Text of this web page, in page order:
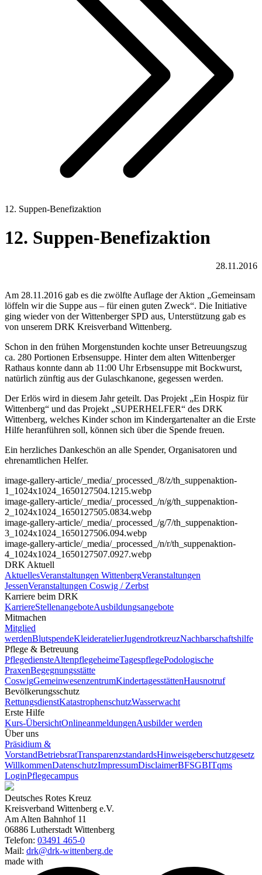
12. Suppen-Benefizaktion
12. Suppen-Benefizaktion
28.11.2016
Am 28.11.2016 gab es die zwölfte Auflage der Aktion „Gemeinsam
löffeln wir die Suppe aus – für einen guten Zweck“. Die Initiative
ging wieder von der Wittenberger SPD aus, Unterstützung gab es
von unserem DRK Kreisverband Wittenberg.
Schon in den frühen Morgenstunden kochte unser Betreuungszug
ca. 280 Portionen Erbsensuppe. Hinter dem alten Wittenberger
Rathaus konnte dann ab 11:00 Uhr Erbsensuppe mit Bockwurst,
natürlich zünftig aus der Gulaschkanone, gegessen werden.
Der Erlös wird in diesem Jahr geteilt. Das Projekt „Ein Hospiz für
Wittenberg“ und das Projekt „SUPERHELFER“ des DRK
Wittenberg, welches Kinder schon im Kindergartenalter an die Erste
Hilfe heranführen soll, können sich über die Spende freuen.
Ein herzliches Dankeschön an alle Spender, Organisatoren und
ehrenamtlichen Helfer.
image-gallery-article/_media/_processed_/8/z/th_suppenaktion-
1_1024x1024_1650127504.1215.webp
image-gallery-article/_media/_processed_/n/g/th_suppenaktion-
2_1024x1024_1650127505.0834.webp
image-gallery-article/_media/_processed_/g/7/th_suppenaktion-
3_1024x1024_1650127506.094.webp
image-gallery-article/_media/_processed_/n/r/th_suppenaktion-
4_1024x1024_1650127507.0927.webp
DRK Aktuell
AktuellesVeranstaltungen WittenbergVeranstaltungen
JessenVeranstaltungen Coswig / Zerbst
Karriere beim DRK
KarriereStellenangeboteAusbildungsangebote
Mitmachen
Mitglied
werdenBlutspendeKleideratelierJugendrotkreuzNachbarschaftshilfe
Pflege & Betreuung
PflegediensteAltenpflegeheimeTagespflegePodologische
PraxenBegegnungsstätte
CoswigGemeinwesenzentrumKindertagesstättenHausnotruf
Bevölkerungsschutz
RettungsdienstKatastrophenschutzWasserwacht
Erste Hilfe
Kurs-ÜbersichtOnlineanmeldungenAusbilder werden
Über uns
Präsidium &
VorstandBetriebsratTransparenzstandardsHinweisgeberschutzgesetz
WillkommenDatenschutzImpressumDisclaimerBFSGBITqms
LoginPflegecampus
Deutsches Rotes Kreuz
Kreisverband Wittenberg e.V.
Am Alten Bahnhof 11
06886 Lutherstadt Wittenberg
Telefon: 03491 465-0
Mail: drk@drk-wittenberg.de
made with